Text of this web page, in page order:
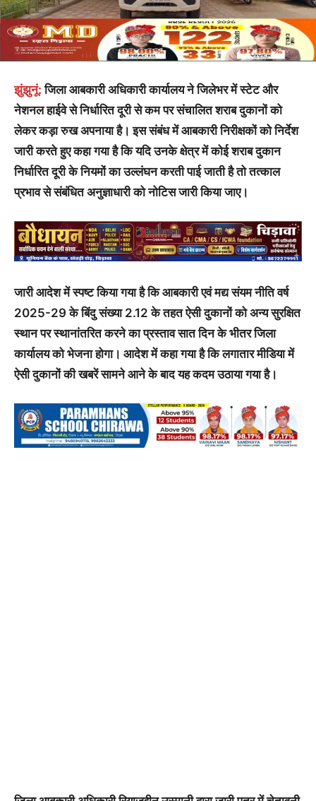
झुंझुनूं: जिला आबकारी अधिकारी कार्यालय ने जिलेभर में स्टेट और
नेशनल हाईवे से निर्धारित दूरी से कम पर संचालित शराब दुकानों को
लेकर कड़ा रुख अपनाया है। इस संबंध में आबकारी निरीक्षकों को निर्देश
जारी करते हुए कहा गया है कि यदि उनके क्षेत्र में कोई शराब दुकान
निर्धारित दूरी के नियमों का उल्लंघन करती पाई जाती है तो तत्काल
प्रभाव से संबंधित अनुज्ञाधारी को नोटिस जारी किया जाए।
जारी आदेश में स्पष्ट किया गया है कि आबकारी एवं मद्य संयम नीति वर्ष
2025-29 के बिंदु संख्या 2.12 के तहत ऐसी दुकानों को अन्य सुरक्षित
स्थान पर स्थानांतरित करने का प्रस्ताव सात दिन के भीतर जिला
कार्यालय को भेजना होगा। आदेश में कहा गया है कि लगातार मीडिया में
ऐसी दुकानों की खबरें सामने आने के बाद यह कदम उठाया गया है।